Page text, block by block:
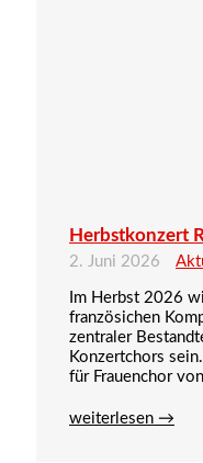
Herbstkonzert
2. Juni 2026
Im Herbst 2026
französichen
zentraler
Konzertchors
für Frauenchor
weiterlesen →